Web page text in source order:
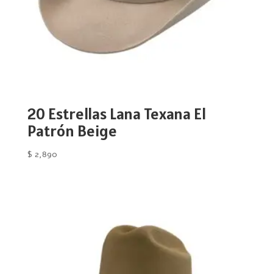
20 Estrellas Lana Texana El
Patrón Beige
$ 2,890